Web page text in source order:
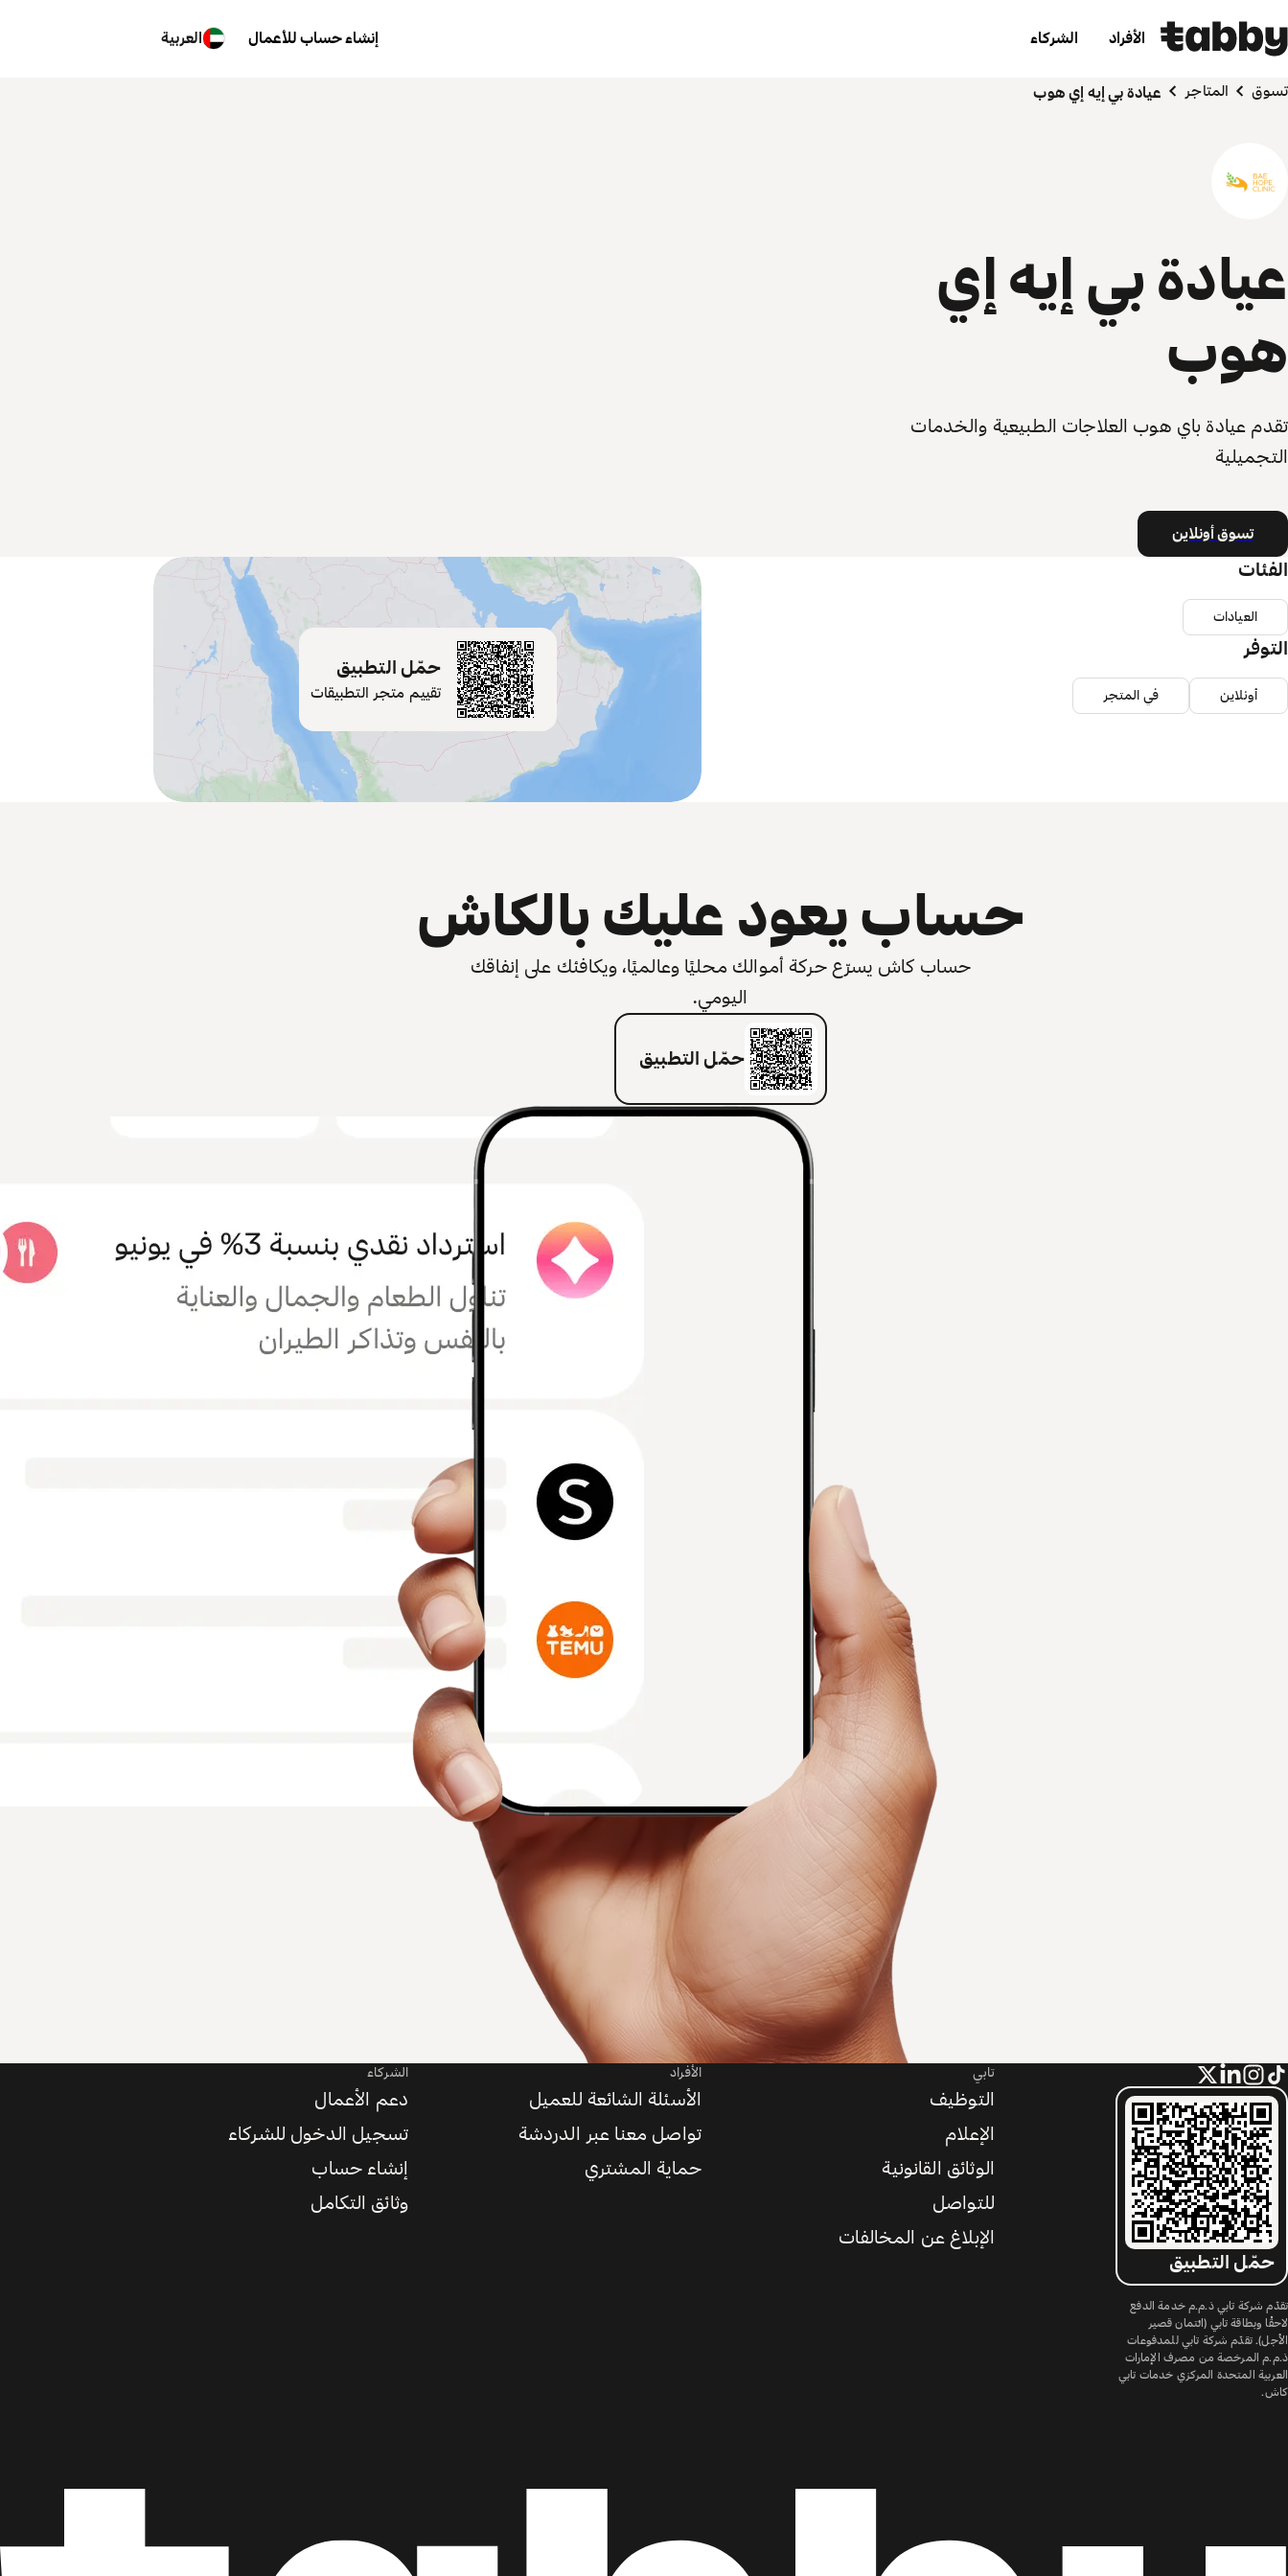
الأفراد الشركاء إنشاء حساب للأعمال العربية
تسوق المتاجر عيادة بي إيه إي هوب
عيادة بي إيه إي
هوب
تقدم عيادة باي هوب العلاجات الطبيعية والخدمات
التجميلية
تسوق أونلاين
حمّل التطبيق
تقييم متجر التطبيقات
الفئات
العيادات
التوفر
أونلاين في المتجر
حساب يعود عليك بالكاش
حساب كاش يسرّع حركة أموالك محليًا وعالميًا، ويكافئك على إنفاقك
اليومي.
حمّل التطبيق
حمّل التطبيق
تقدّم شركة تابي ذ.م.م خدمة الدفع
لاحقًا وبطاقة تابي (ائتمان قصير
الأجل). تقدّم شركة تابي للمدفوعات
ذ.م.م المرخصة من مصرف الإمارات
العربية المتحدة المركزي خدمات تابي
كاش.
تابي
التوظيف
الإعلام
الوثائق القانونية
للتواصل
الإبلاغ عن المخالفات
الأفراد
الأسئلة الشائعة للعميل
تواصل معنا عبر الدردشة
حماية المشتري
الشركاء
دعم الأعمال
تسجيل الدخول للشركاء
إنشاء حساب
وثائق التكامل